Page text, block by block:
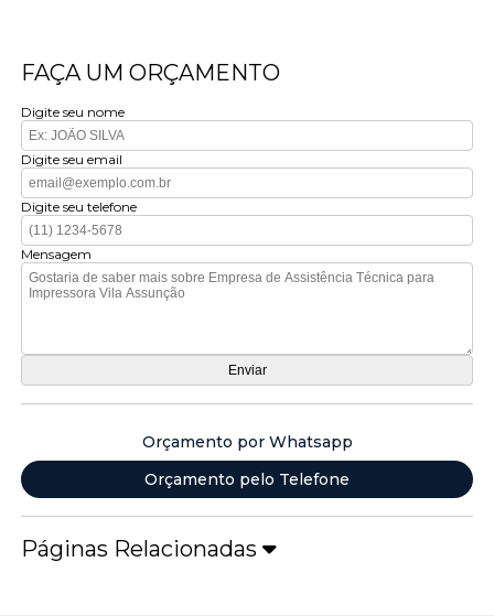
FAÇA UM ORÇAMENTO
Digite seu nome
Digite seu email
Digite seu telefone
Mensagem
Orçamento por Whatsapp
Orçamento pelo Telefone
Páginas Relacionadas